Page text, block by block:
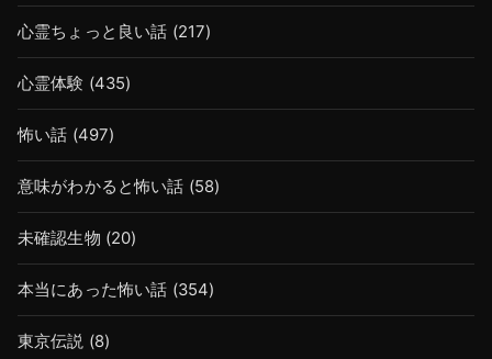
心霊ちょっと良い話 (217)
心霊体験 (435)
怖い話 (497)
意味がわかると怖い話 (58)
未確認生物 (20)
本当にあった怖い話 (354)
東京伝説 (8)